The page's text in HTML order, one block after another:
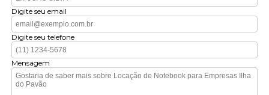
Digite seu email
Digite seu telefone
Mensagem